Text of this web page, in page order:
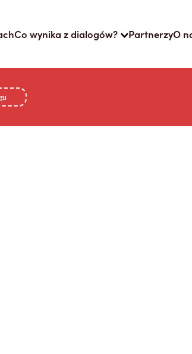
Co wynika z dialogów? PartnerzyO